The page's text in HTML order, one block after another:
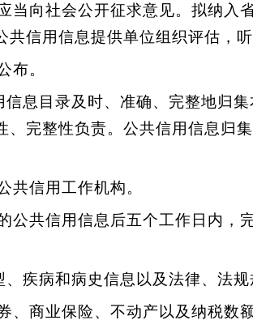
向社会公开征求意见。拟纳入
信用信息提供单位组织评估，
布。
目录及时、准确、完整地归
完整性负责。公共信用信息归
信用工作机构。
共信用信息后五个工作日内，
病和病史信息以及法律、法规
商业保险、不动产以及纳税数额